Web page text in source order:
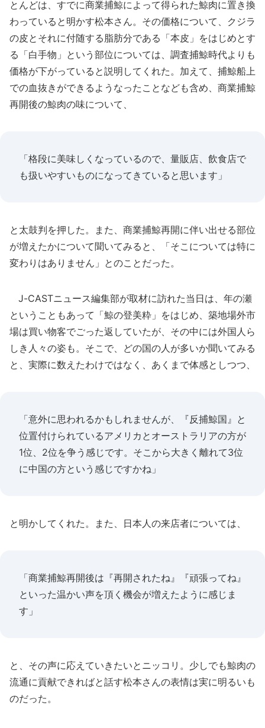
とんどは、すでに商業捕鯨によって得られた鯨肉に置き換
わっていると明かす松本さん。その価格について、クジラ
の皮とそれに付随する脂肪分である「本皮」をはじめとす
る「白手物」という部位については、調査捕鯨時代よりも
価格が下がっていると説明してくれた。加えて、捕鯨船上
での血抜きができるようなったことなども含め、商業捕鯨
再開後の鯨肉の味について、
「格段に美味しくなっているので、量販店、飲食店で
も扱いやすいものになってきていると思います」
と太鼓判を押した。また、商業捕鯨再開に伴い出せる部位
が増えたかについて聞いてみると、「そこについては特に
変わりはありません」とのことだった。
J-CASTニュース編集部が取材に訪れた当日は、年の瀬
ということもあって「鯨の登美粋」をはじめ、築地場外市
場は買い物客でごった返していたが、その中には外国人ら
しき人々の姿も。そこで、どの国の人が多いか聞いてみる
と、実際に数えたわけではなく、あくまで体感としつつ、
「意外に思われるかもしれませんが、『反捕鯨国』と
位置付けられているアメリカとオーストラリアの方が
1位、2位を争う感じです。そこから大きく離れて3位
に中国の方という感じですかね」
と明かしてくれた。また、日本人の来店者については、
「商業捕鯨再開後は『再開されたね』『頑張ってね』
といった温かい声を頂く機会が増えたように感じま
す」
と、その声に応えていきたいとニッコリ。少しでも鯨肉の
流通に貢献できればと話す松本さんの表情は実に明るいも
のだった。